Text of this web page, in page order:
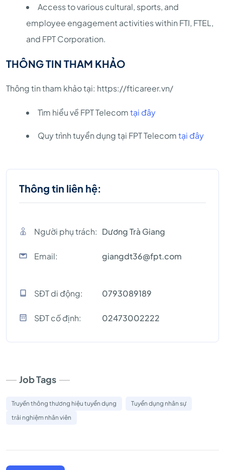
Access to various cultural, sports, and
employee engagement activities within FTI, FTEL,
and FPT Corporation.
THÔNG TIN THAM KHẢO
Thông tin tham khảo tại: https://fticareer.vn/
Tìm hiểu về FPT Telecomtại đây
Quy trình tuyển dụng tại FPT Telecomtại đây
Thông tin liên hệ:
Người phụ trách: Dương Trà Giang
Email: giangdt36@fpt.com
SĐT di động: 0793089189
SĐT cố định: 02473002222
Job Tags
Truyền thông thương hiệu tuyển dụng
Tuyển dụng nhân sự
trải nghiệm nhân viên